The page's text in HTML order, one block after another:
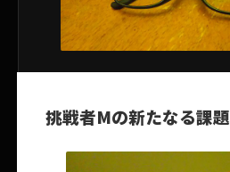
挑戦者Mの新たなる課題